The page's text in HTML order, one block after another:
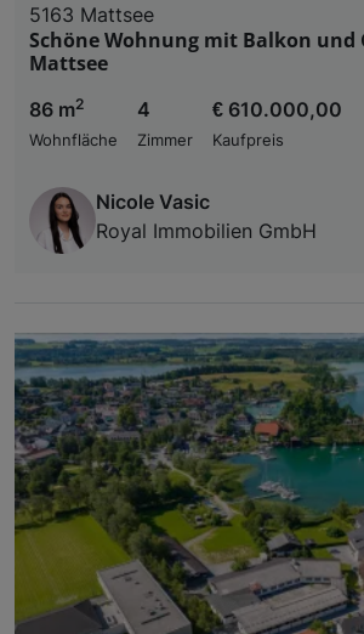
5163 Mattsee
Schöne Wohnung mit Balkon und
Mattsee
86 m2
Wohnfläche
4
Zimmer
€ 610.000,00
Kaufpreis
Nicole Vasic
Royal Immobilien GmbH